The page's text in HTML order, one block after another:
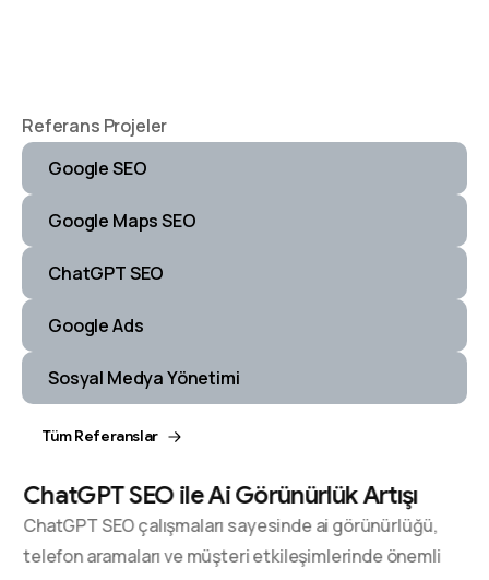
Referans Projeler
Google SEO
Google Maps SEO
ChatGPT SEO
Google Ads
Sosyal Medya Yönetimi
Tüm Referanslar
ChatGPT SEO ile Ai Görünürlük Artışı
ChatGPT SEO çalışmaları sayesinde ai görünürlüğü,
telefon aramaları ve müşteri etkileşimlerinde önemli